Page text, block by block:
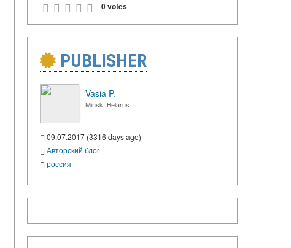
0 votes
PUBLISHER
Vasia P.
Minsk, Belarus
09.07.2017 (3316 days ago)
Авторский блог
россия